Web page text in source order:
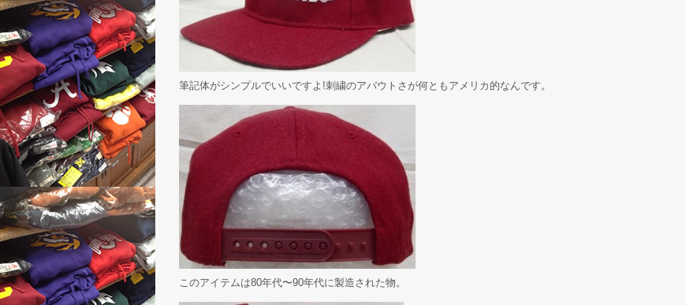
筆記体がシンプルでいいですよ!刺繍のアバウトさが何ともアメリカ的なんです。
このアイテムは80年代〜90年代に製造された物。